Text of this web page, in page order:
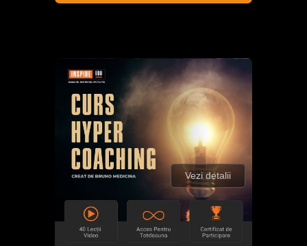
Vezi detalii